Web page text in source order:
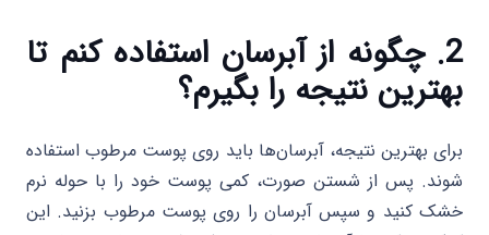
2. چگونه از آبرسان استفاده کنم تا
بهترین نتیجه را بگیرم؟
برای بهترین نتیجه، آبرسان‌ها باید روی پوست مرطوب استفاده
شوند. پس از شستن صورت، کمی پوست خود را با حوله نرم
خشک کنید و سپس آبرسان را روی پوست مرطوب بزنید. این